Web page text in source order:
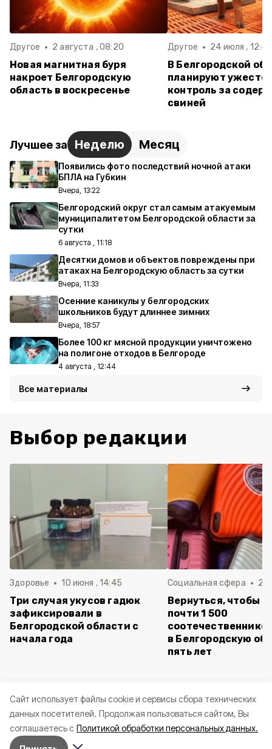
Cайт использует файлы cookie и сервисы сбора технических
данных посетителей. Продолжая пользоваться сайтом, Вы
соглашаетесь с Политикой обработки персональных данных.
Другое 2 августа , 08:20
Новая магнитная буря
накроет Белгородскую
область в воскресенье
Другое 24 июля , 12:41
В Белгородской
планируют
контроль за
свиней
Лучшее за Неделю Месяц
Появились фото последствий ночной атаки
БПЛА на Губкин
Вчера, 13:22
Белгородский округ стал самым атакуемым
муниципалитетом Белгородской области за
сутки
6 августа , 11:18
Десятки домов и объектов повреждены при
атаках на Белгородскую область за сутки
Вчера, 11:33
Осенние каникулы у белгородских
школьников будут длиннее зимних
Вчера, 18:57
Более 100 кг мясной продукции уничтожено
на полигоне отходов в Белгороде
4 августа , 12:44
Все материалы
Выбор редакции
Здоровье 10 июня , 14:45
Три случая укусов гадюк
зафиксировали в
Белгородской области с
начала года
Социальная сфера 20
Вернуться, чтобы
почти 1 500
в Белгородскую
пять лет